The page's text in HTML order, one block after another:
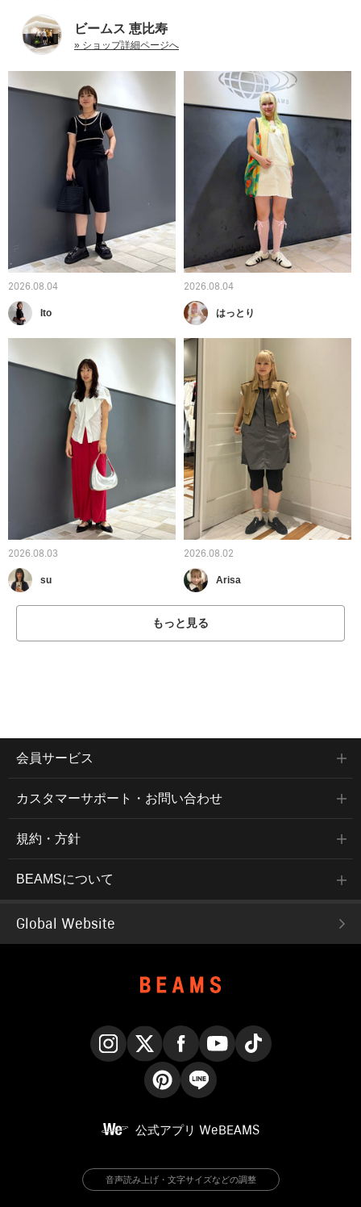
ビームス 恵比寿
» ショップ詳細ページへ
2026.08.04
Ito
2026.08.04
はっとり
2026.08.03
su
2026.08.02
Arisa
もっと見る
会員サービス
カスタマーサポート・お問い合わせ
規約・方針
BEAMSについて
Global Website
公式アプリ WeBEAMS
音声読み上げ・文字サイズなどの調整